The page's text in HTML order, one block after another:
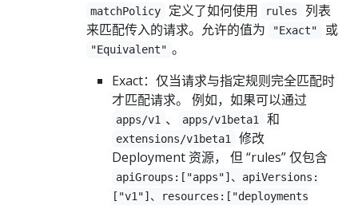
matchPolicy 定义了如何使用 rules
列表
来匹配传入的请求。允许的值为
"Exact" 或
"Equivalent" 。
Exact：仅当请求与指定规则完全匹配时
才匹配请求。 例如，如果可以通过
apps/v1 、 apps/v1beta1 和
extensions/v1beta1
修改
Deployment 资源， 但 “rules” 仅包含
apiGroups:["apps"]、apiVersions:
["v1"]、resources:["deployments